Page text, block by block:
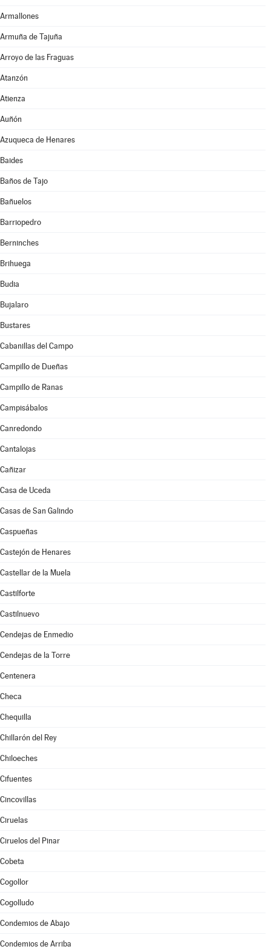
Armallones
Armuña de Tajuña
Arroyo de las Fraguas
Atanzón
Atienza
Auñón
Azuqueca de Henares
Baides
Baños de Tajo
Bañuelos
Barriopedro
Berninches
Brihuega
Budia
Bujalaro
Bustares
Cabanillas del Campo
Campillo de Dueñas
Campillo de Ranas
Campisábalos
Canredondo
Cantalojas
Cañizar
Casa de Uceda
Casas de San Galindo
Caspueñas
Castejón de Henares
Castellar de la Muela
Castilforte
Castilnuevo
Cendejas de Enmedio
Cendejas de la Torre
Centenera
Checa
Chequilla
Chillarón del Rey
Chiloeches
Cifuentes
Cincovillas
Ciruelas
Ciruelos del Pinar
Cobeta
Cogollor
Cogolludo
Condemios de Abajo
Condemios de Arriba